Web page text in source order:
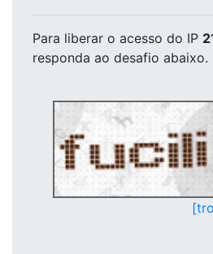
Para liberar o acesso do IP
responda ao desafio abaixo.